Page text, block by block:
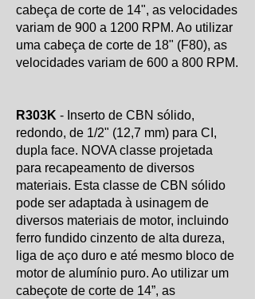
cabeça de corte de 14", as velocidades
variam de 900 a 1200 RPM. Ao utilizar
uma cabeça de corte de 18" (F80), as
velocidades variam de 600 a 800 RPM.
R303K - Inserto de CBN sólido,
redondo, de 1/2" (12,7 mm) para CI,
dupla face. NOVA classe projetada
para recapeamento de diversos
materiais. Esta classe de CBN sólido
pode ser adaptada à usinagem de
diversos materiais de motor, incluindo
ferro fundido cinzento de alta dureza,
liga de aço duro e até mesmo bloco de
motor de alumínio puro. Ao utilizar um
cabeçote de corte de 14”, as